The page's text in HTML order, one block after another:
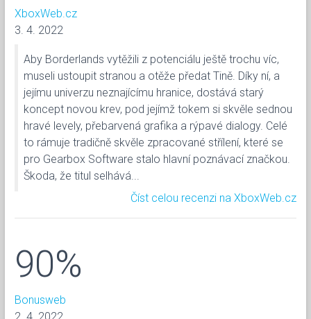
XboxWeb.cz
3. 4. 2022
Aby Borderlands vytěžili z potenciálu ještě trochu víc,
museli ustoupit stranou a otěže předat Tině. Díky ní, a
jejímu univerzu neznajícímu hranice, dostává starý
koncept novou krev, pod jejímž tokem si skvěle sednou
hravé levely, přebarvená grafika a rýpavé dialogy. Celé
to rámuje tradičně skvěle zpracované střílení, které se
pro Gearbox Software stalo hlavní poznávací značkou.
Škoda, že titul selhává...
Číst celou recenzi na XboxWeb.cz
90%
Bonusweb
2. 4. 2022